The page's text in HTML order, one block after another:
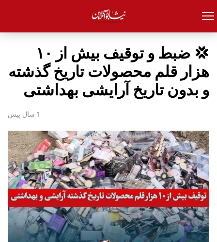
💢 ضبط و توقیف بیش از ۱۰
هزار قلم محصولات تاریخ گذشته
و بدون تاریخ آرایشی بهداشتی
1 سال پیش